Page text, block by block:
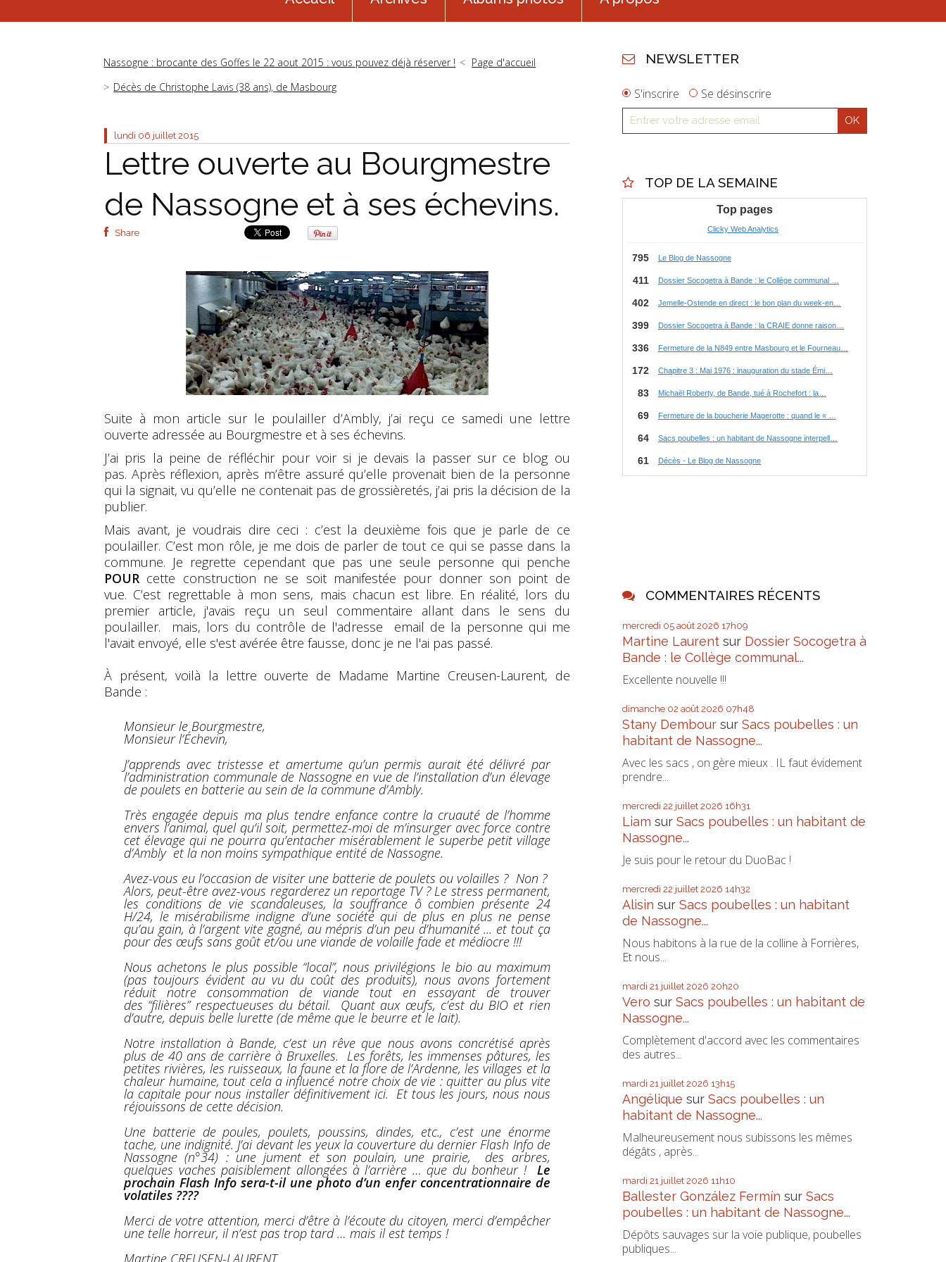
Nassogne : brocante des Goffes le 22 aout 2015 : vous pouvez déjà réserver !
Page d'accueil
Décès de Christophe Lavis (38 ans), de Masbourg
lundi 06 juillet 2015
Lettre ouverte au Bourgmestre
de Nassogne et à ses échevins.
Share
Suite à mon article sur le poulailler d’Ambly, j’ai reçu ce samedi une lettre
ouverte adressée au Bourgmestre et à ses échevins.
J’ai pris la peine de réfléchir pour voir si je devais la passer sur ce blog ou
pas. Après réflexion, après m’être assuré qu’elle provenait bien de la personne
qui la signait, vu qu’elle ne contenait pas de grossièretés, j’ai pris la décision de la
publier.
Mais avant, je voudrais dire ceci : c’est la deuxième fois que je parle de ce
poulailler. C’est mon rôle, je me dois de parler de tout ce qui se passe dans la
commune. Je regrette cependant que pas une seule personne qui penche
POUR cette construction ne se soit manifestée pour donner son point de
vue. C’est regrettable à mon sens, mais chacun est libre. En réalité, lors du
premier article, j'avais reçu un seul commentaire allant dans le sens du
poulailler. mais, lors du contrôle de l'adresse email de la personne qui me
l'avait envoyé, elle s'est avérée être fausse, donc je ne l'ai pas passé.
À présent, voilà la lettre ouverte de Madame Martine Creusen-Laurent, de
Bande :
Monsieur le Bourgmestre,
Monsieur l’Échevin,
J’apprends avec tristesse et amertume qu’un permis aurait été délivré par
l’administration communale de Nassogne en vue de l’installation d’un élevage
de poulets en batterie au sein de la commune d’Ambly.
Très engagée depuis ma plus tendre enfance contre la cruauté de l’homme
envers l’animal, quel qu’il soit, permettez-moi de m’insurger avec force contre
cet élevage qui ne pourra qu’entacher misérablement le superbe petit village
d’Ambly et la non moins sympathique entité de Nassogne.
Avez-vous eu l’occasion de visiter une batterie de poulets ou volailles ? Non ?
Alors, peut-être avez-vous regarderez un reportage TV ? Le stress permanent,
les conditions de vie scandaleuses, la souffrance ô combien présente 24
H/24, le misérabilisme indigne d’une société qui de plus en plus ne pense
qu’au gain, à l’argent vite gagné, au mépris d’un peu d’humanité ... et tout ça
pour des œufs sans goût et/ou une viande de volaille fade et médiocre !!!
Nous achetons le plus possible “local”, nous privilégions le bio au maximum
(pas toujours évident au vu du coût des produits), nous avons fortement
réduit notre consommation de viande tout en essayant de trouver
des “filières” respectueuses du bétail. Quant aux œufs, c’est du BIO et rien
d’autre, depuis belle lurette (de même que le beurre et le lait).
Notre installation à Bande, c’est un rêve que nous avons concrétisé après
plus de 40 ans de carrière à Bruxelles. Les forêts, les immenses pâtures, les
petites rivières, les ruisseaux, la faune et la flore de l’Ardenne, les villages et la
chaleur humaine, tout cela a influencé notre choix de vie : quitter au plus vite
la capitale pour nous installer définitivement ici. Et tous les jours, nous nous
réjouissons de cette décision.
Une batterie de poules, poulets, poussins, dindes, etc., c’est une énorme
tache, une indignité. J’ai devant les yeux la couverture du dernier Flash Info de
Nassogne (n°34) : une jument et son poulain, une prairie, des arbres,
quelques vaches paisiblement allongées à l’arrière … que du bonheur ! Le
prochain Flash Info sera-t-il une photo d’un enfer concentrationnaire de
volatiles ????
Merci de votre attention, merci d’être à l’écoute du citoyen, merci d’empêcher
une telle horreur, il n’est pas trop tard … mais il est temps !
NEWSLETTER
S'inscrire Se désinscrire
TOP DE LA SEMAINE
COMMENTAIRES RÉCENTS
mercredi 05 août 2026 17h09
Martine Laurent sur Dossier Socogetra à
Bande : le Collège communal...
Excellente nouvelle !!!
dimanche 02 août 2026 07h48
Stany Dembour surSacs poubelles : un
habitant de Nassogne...
Avec les sacs , on gère mieux . IL faut évidement
prendre...
mercredi 22 juillet 2026 16h31
Liam surSacs poubelles : un habitant de
Nassogne...
Je suis pour le retour du DuoBac !
mercredi 22 juillet 2026 14h32
Alisin surSacs poubelles : un habitant
de Nassogne...
Nous habitons à la rue de la colline à Forrières,
Et nous...
mardi 21 juillet 2026 20h20
Vero surSacs poubelles : un habitant de
Nassogne...
Complètement d'accord avec les commentaires
des autres...
mardi 21 juillet 2026 13h15
Angélique surSacs poubelles : un
habitant de Nassogne...
Malheureusement nous subissons les mêmes
dégâts , après...
mardi 21 juillet 2026 11h10
Ballester González Fermín surSacs
poubelles : un habitant de Nassogne...
Dépôts sauvages sur la voie publique, poubelles
publiques...